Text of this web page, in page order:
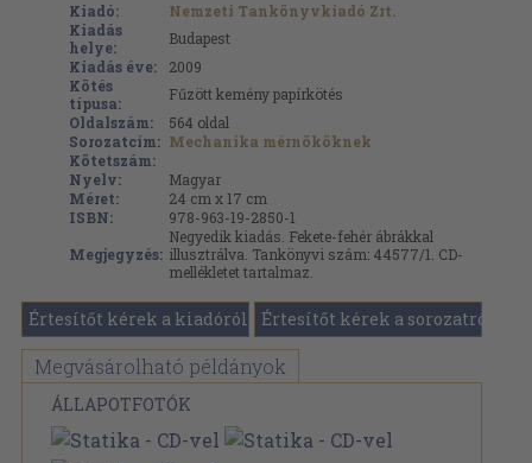
Kiadó:
Nemzeti Tankönyvkiadó Zrt.
Kiadás
helye:
Budapest
Kiadás éve:
2009
Kötés
típusa:
Fűzött kemény papírkötés
Oldalszám:
564 oldal
Sorozatcím: Mechanika mérnököknek
Kötetszám:
Nyelv:
Magyar
Méret:
24 cm x 17 cm
ISBN:
978-963-19-2850-1
Megjegyzés:
Negyedik kiadás. Fekete-fehér ábrákkal
illusztrálva. Tankönyvi szám: 44577/1. CD-
mellékletet tartalmaz.
Értesítőt kérek a kiadóról Értesítőt kérek a sorozatról
Megvásárolható példányok
ÁLLAPOTFOTÓK